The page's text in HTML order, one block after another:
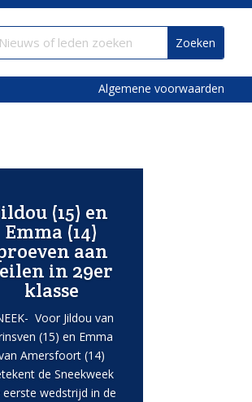
Algemene voorwaarden
(15) en
Emma (14)
aan
in 29er
klasse
Voor Jildou van
(15) en Emma
Amersfoort (14)
de Sneekweek
eerste wedstrijd in de